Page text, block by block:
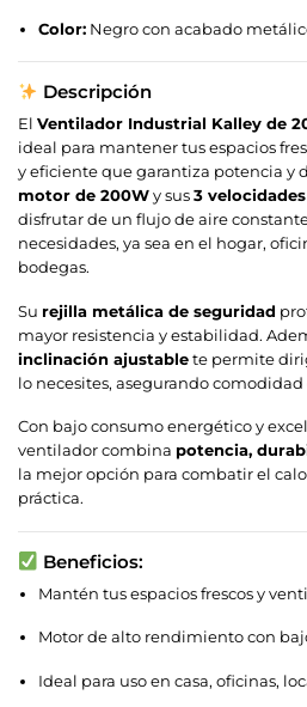
Color:Negro con acabado
Descripción
El Ventilador Industrial Kalley de
ideal para mantener tus espacios
y eficiente que garantiza potencia y
motor de 200W y sus 3
disfrutar de un flujo de aire
necesidades, ya sea en el hogar,
bodegas.
Su rejilla metálica de seguridad
mayor resistencia y estabilidad.
inclinación ajustable te permite
lo necesites, asegurando
Con bajo consumo energético y
ventilador combina potencia,
la mejor opción para combatir el
práctica.
Beneficios:
Mantén tus espacios frescos y
Motor de alto rendimiento con
Ideal para uso en casa, oficinas,